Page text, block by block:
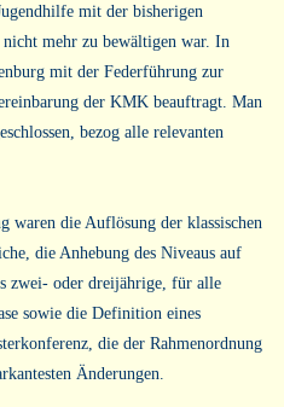
mit der bisherigen
mehr zu bewältigen war. In
mit der Federführung zur
der KMK beauftragt. Man
bezog alle relevanten
waren die Auflösung der klassischen
die Anhebung des Niveaus auf
zwei- oder dreijährige, für alle
sowie die Definition eines
die der Rahmenordnung
Änderungen.